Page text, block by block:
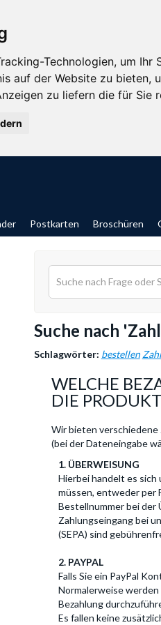
Technologien, um
auf der Website zu bieten,
zu liefern die für Sie
Postkarten Broschüren
Suche nach
Schlagwörter: bestellen
WELCHE
DIE
Wir bieten verschiedene
(bei der Dateneingabe
1. ÜBERWEISUNG
Hierbei handelt es sich
müssen, entweder per
Bestellnummer bei der
Zahlungseingang bei
(SEPA) sind
2. PAYPAL
Falls Sie ein PayPal
Normalerweise
Bezahlung
Es fallen keine